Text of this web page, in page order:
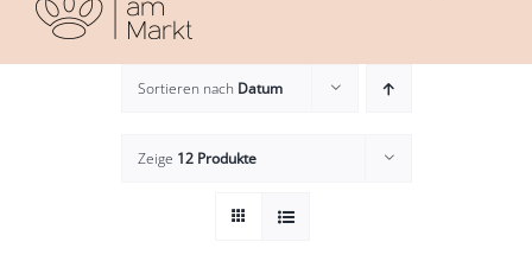
Sortieren nach Datum
Zeige 12 Produkte